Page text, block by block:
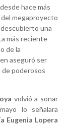
hace más
megaproyecto
una
más reciente
de la
aseguró ser
poderosos
volvió a sonar
lo señalara
Eugenia Lopera